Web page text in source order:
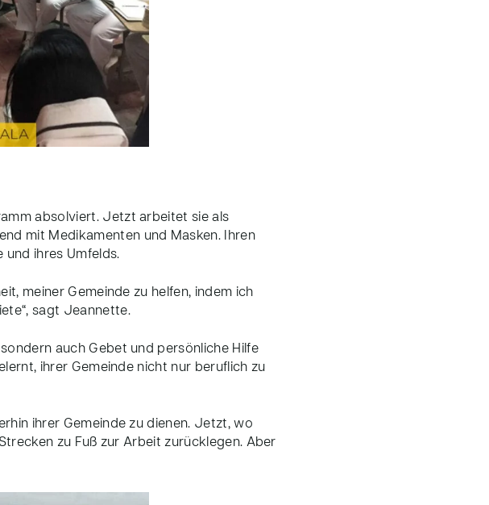
absolviert. Jetzt arbeitet sie als
mit Medikamenten und Masken. Ihren
ihres Umfelds.
meiner Gemeinde zu helfen, indem ich
sagt Jeannette.
auch Gebet und persönliche Hilfe
ihrer Gemeinde nicht nur beruflich zu
ihrer Gemeinde zu dienen. Jetzt, wo
zu Fuß zur Arbeit zurücklegen. Aber